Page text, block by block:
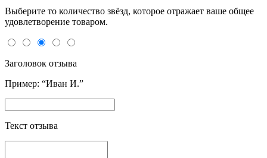
Выберите то количество звёзд, которое отражает ваше общее
удовлетворение товаром.
Заголовок отзыва
Пример: “Иван И.”
Текст отзыва